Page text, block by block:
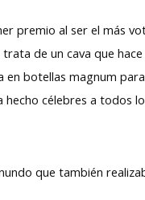
premio al ser el más
de un cava que
botellas magnum
célebres a todos
que también